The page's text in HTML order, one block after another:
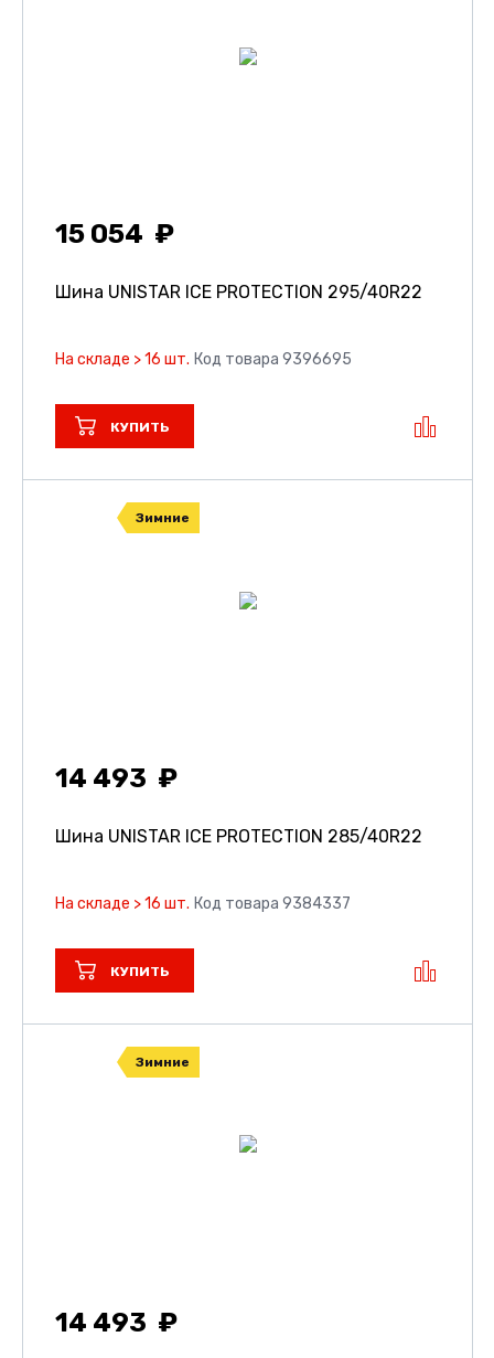
15 054
Шина UNISTAR ICE PROTECTION 295/40R22
На складе > 16 шт. Код товара 9396695
КУПИТЬ
Зимние
14 493
Шина UNISTAR ICE PROTECTION 285/40R22
На складе > 16 шт. Код товара 9384337
КУПИТЬ
Зимние
14 493